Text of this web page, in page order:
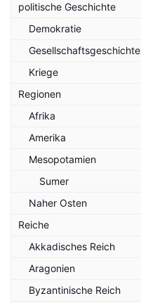
politische Geschichte
Demokratie
Gesellschaftsgeschichte
Kriege
Regionen
Afrika
Amerika
Mesopotamien
Sumer
Naher Osten
Reiche
Akkadisches Reich
Aragonien
Byzantinische Reich